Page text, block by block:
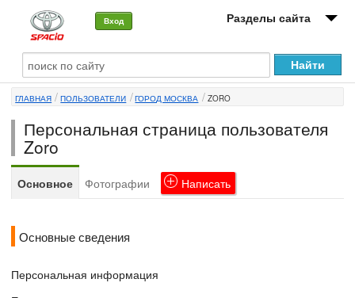
Вход Разделы сайта
О машине
Автоклуб
Форумы
Сервисы и услуги
ГЛАВНАЯ ПОЛЬЗОВАТЕЛИ ГОРОД МОСКВА ZORO
Персональная страница пользователя
Zoro
Основное Фотографии Написать
Основные сведения
Персональная информация